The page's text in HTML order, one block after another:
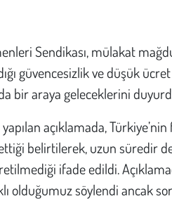
Sendikası, mülakat
güvencesizlik ve düşük
bir araya geleceklerini
açıklamada,
belirtilerek, uzun süredir
ifade edildi.
olduğumuz söylendi ancak